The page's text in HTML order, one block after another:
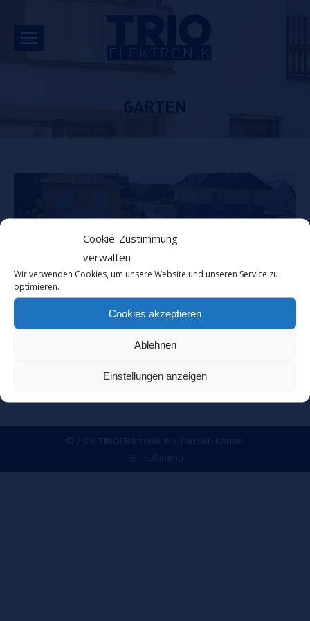
Cookie-Zustimmung
verwalten
Wir verwenden Cookies, um unsere Website und unseren Service zu
optimieren.
Cookies akzeptieren
Ablehnen
Einstellungen anzeigen
© 2026 TRIOElektronik Inh. Farrokh Kanani
Fußmenü